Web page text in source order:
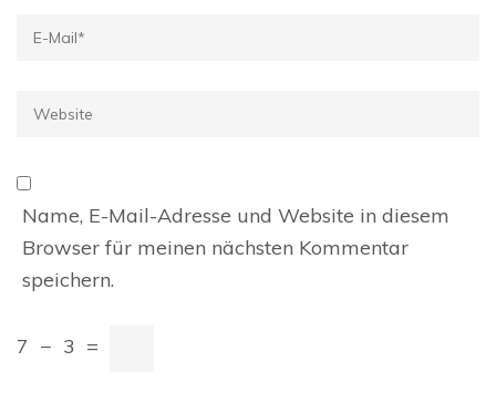
E-
Website
Name, E-Mail-Adresse und Website in diesem
Browser für meinen nächsten Kommentar
speichern.
7 − 3 =